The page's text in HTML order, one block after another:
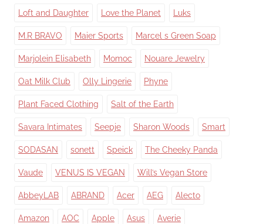
Loft and Daughter Love the Planet Luks
M.R BRAVO Maier Sports Marcel s Green Soap
Marjolein Elisabeth Momoc Nouare Jewelry
Oat Milk Club Olly Lingerie Phyne
Plant Faced Clothing Salt of the Earth
Savara Intimates Seepje Sharon Woods Smart
SODASAN sonett Speick The Cheeky Panda
Vaude VENUS IS VEGAN Will’s Vegan Store
AbbeyLAB ABRAND Acer AEG Alecto
Amazon AOC Apple Asus Averie